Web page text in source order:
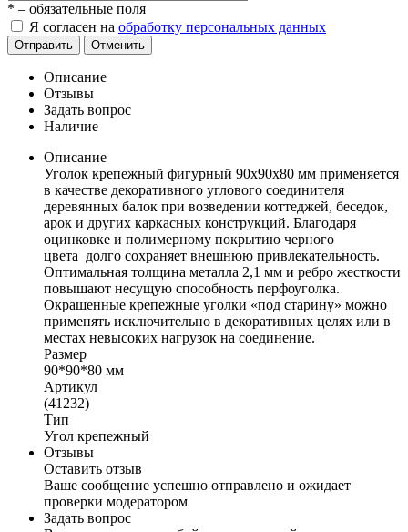
* – обязательные поля
Я согласен на обработку персональных данных
Отправить Отменить
Описание
Отзывы
Задать вопрос
Наличие
Описание
Уголок крепежный фигурный 90х90х80 мм применяется
в качестве декоративного углового соединителя
деревянных балок при возведении коттеджей, беседок,
арок и других каркасных конструкций. Благодаря
оцинковке и полимерному покрытию черного
цвета долго сохраняет внешнюю привлекательность.
Оптимальная толщина металла 2,1 мм и ребро жесткости
повышают несущую способность перфоуголка.
Окрашенные крепежные уголки «под старину» можно
применять исключительно в декоративных целях или в
местах невысоких нагрузок на соединение.
Размер
90*90*80 мм
Артикул
(41232)
Тип
Угол крепежный
Отзывы
Оставить отзыв
Ваше сообщение успешно отправлено и ожидает
проверки модератором
Задать вопрос